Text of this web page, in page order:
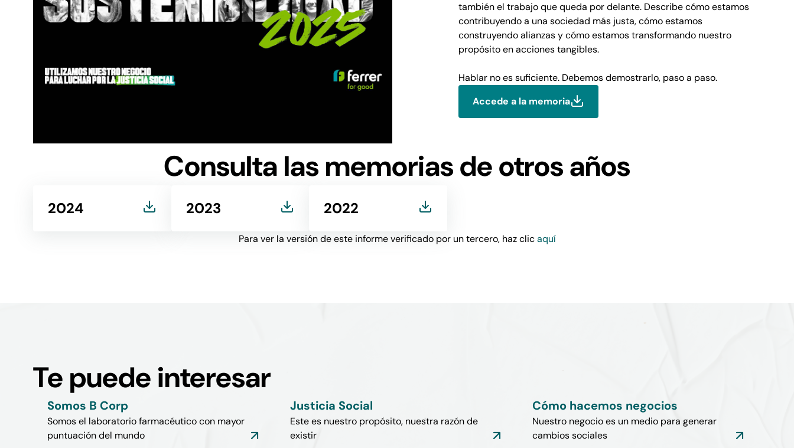
también el trabajo que queda por delante. Describe cómo estamos
contribuyendo a una sociedad más justa, cómo estamos
construyendo alianzas y cómo estamos transformando nuestro
propósito en acciones tangibles.
Hablar no es suficiente. Debemos demostrarlo, paso a paso.
Accede a la memoria
Consulta las memorias de otros años
2024 2023 2022
Para ver la versión de este informe verificado por un tercero, haz clicaquí
Te puede interesar
Somos B Corp
Somos el laboratorio farmacéutico con mayor
puntuación del mundo
Justicia Social
Este es nuestro propósito, nuestra razón de
existir
Cómo hacemos negocios
Nuestro negocio es un medio para generar
cambios sociales